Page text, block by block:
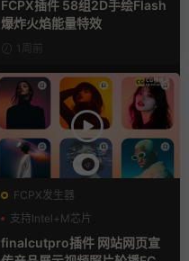
FCPX插件 58组2D手绘Flash
爆炸火焰能量特效
1周前
FCPX发生器
支持Intel+M芯片
finalcutpro插件 网站网页宣